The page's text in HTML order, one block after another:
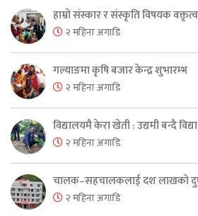
हाम्रो संस्कार र संस्कृति विषयक
२ महिना अगाडि
गल्याङमा कृषि बजार केन्द्र शुभारम्भ
२ महिना अगाडि
विद्यालयमै केरा खेती : उद्यमी बन्दै
२ महिना अगाडि
चालक–सहचालकलाई दश लाखको
२ महिना अगाडि